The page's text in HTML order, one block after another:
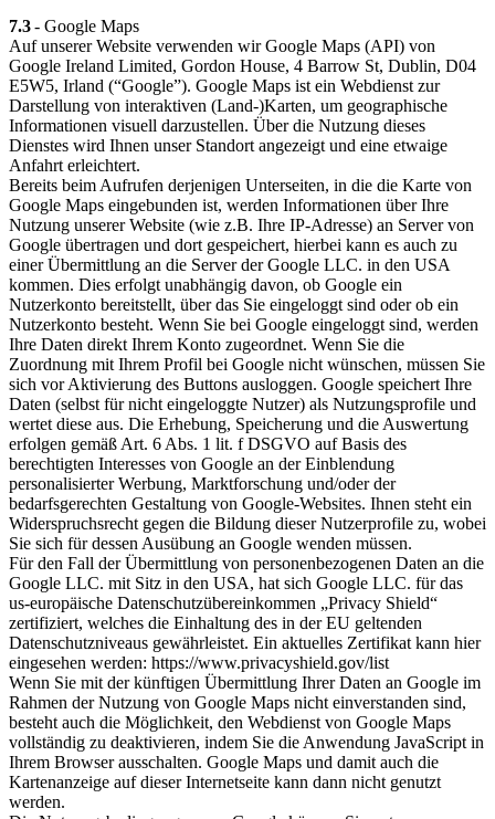
7.3- Google Maps
Auf unserer Website verwenden wir Google Maps (API) von
Google Ireland Limited, Gordon House, 4 Barrow St, Dublin, D04
E5W5, Irland (“Google”). Google Maps ist ein Webdienst zur
Darstellung von interaktiven (Land-)Karten, um geographische
Informationen visuell darzustellen. Über die Nutzung dieses
Dienstes wird Ihnen unser Standort angezeigt und eine etwaige
Anfahrt erleichtert.
Bereits beim Aufrufen derjenigen Unterseiten, in die die Karte von
Google Maps eingebunden ist, werden Informationen über Ihre
Nutzung unserer Website (wie z.B. Ihre IP-Adresse) an Server von
Google übertragen und dort gespeichert, hierbei kann es auch zu
einer Übermittlung an die Server der Google LLC. in den USA
kommen. Dies erfolgt unabhängig davon, ob Google ein
Nutzerkonto bereitstellt, über das Sie eingeloggt sind oder ob ein
Nutzerkonto besteht. Wenn Sie bei Google eingeloggt sind, werden
Ihre Daten direkt Ihrem Konto zugeordnet. Wenn Sie die
Zuordnung mit Ihrem Profil bei Google nicht wünschen, müssen Sie
sich vor Aktivierung des Buttons ausloggen. Google speichert Ihre
Daten (selbst für nicht eingeloggte Nutzer) als Nutzungsprofile und
wertet diese aus. Die Erhebung, Speicherung und die Auswertung
erfolgen gemäß Art. 6 Abs. 1 lit. f DSGVO auf Basis des
berechtigten Interesses von Google an der Einblendung
personalisierter Werbung, Marktforschung und/oder der
bedarfsgerechten Gestaltung von Google-Websites. Ihnen steht ein
Widerspruchsrecht gegen die Bildung dieser Nutzerprofile zu, wobei
Sie sich für dessen Ausübung an Google wenden müssen.
Für den Fall der Übermittlung von personenbezogenen Daten an die
Google LLC. mit Sitz in den USA, hat sich Google LLC. für das
us-europäische Datenschutzübereinkommen „Privacy Shield“
zertifiziert, welches die Einhaltung des in der EU geltenden
Datenschutzniveaus gewährleistet. Ein aktuelles Zertifikat kann hier
eingesehen werden: https://www.privacyshield.gov/list
Wenn Sie mit der künftigen Übermittlung Ihrer Daten an Google im
Rahmen der Nutzung von Google Maps nicht einverstanden sind,
besteht auch die Möglichkeit, den Webdienst von Google Maps
vollständig zu deaktivieren, indem Sie die Anwendung JavaScript in
Ihrem Browser ausschalten. Google Maps und damit auch die
Kartenanzeige auf dieser Internetseite kann dann nicht genutzt
werden.